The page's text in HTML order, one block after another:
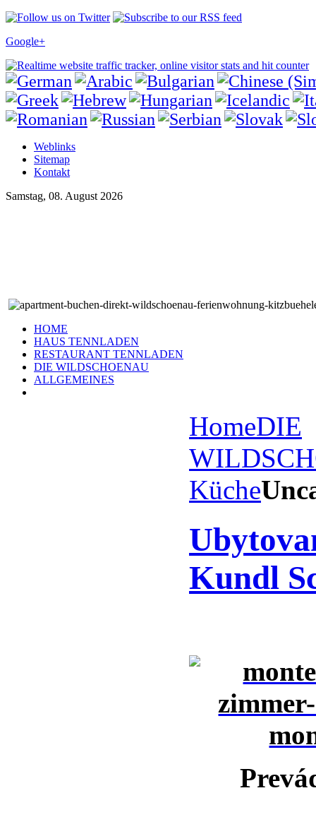
Google+
Weblinks
Sitemap
Kontakt
Samstag, 08. August 2026
HOME
HAUS TENNLADEN
RESTAURANT TENNLADEN
DIE WILDSCHOENAU
ALLGEMEINES
HomeDIE
Küche
Kundl